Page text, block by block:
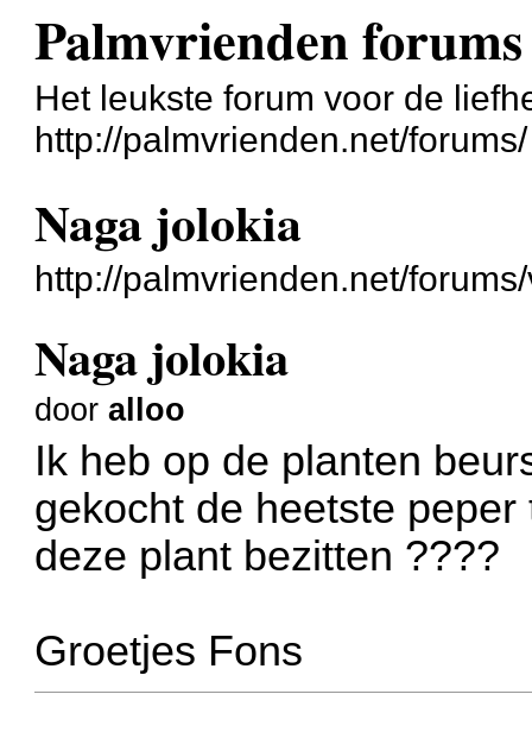
Palmvrienden forums
Het leukste forum voor de
http://palmvrienden.net/forums/
Naga jolokia
http://palmvrienden.net/
Naga jolokia
dooralloo
Ik heb op de planten
gekocht de heetste
deze plant bezitten ????
Groetjes Fons